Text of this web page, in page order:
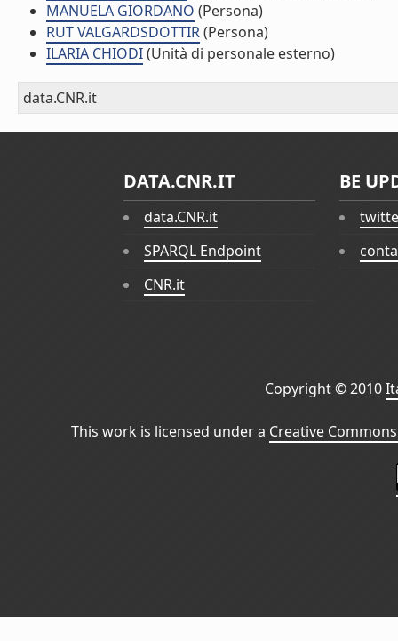
MANUELA GIORDANO (Persona)
RUT VALGARDSDOTTIR(Persona)
ILARIA CHIODI(Unità di personale esterno)
data.CNR.it
DATA.CNR.IT
data.CNR.it
SPARQL Endpoint
CNR.it
BE
Copyright © 2010
This work is licensed under a Creative